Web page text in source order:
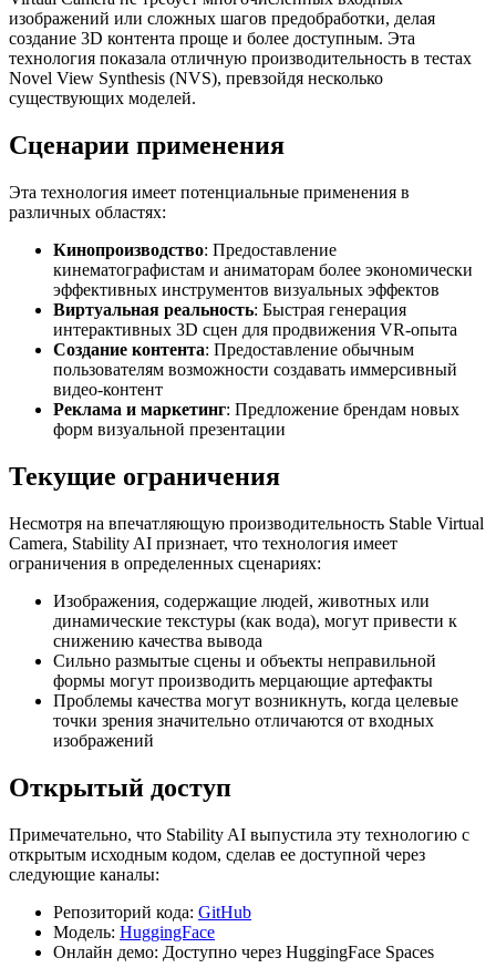
изображений или сложных шагов предобработки, делая
создание 3D контента проще и более доступным. Эта
технология показала отличную производительность в тестах
Novel View Synthesis (NVS), превзойдя несколько
существующих моделей.
Сценарии применения
Эта технология имеет потенциальные применения в
различных областях:
Кинопроизводство: Предоставление
кинематографистам и аниматорам более экономически
эффективных инструментов визуальных эффектов
Виртуальная реальность: Быстрая генерация
интерактивных 3D сцен для продвижения VR-опыта
Создание контента: Предоставление обычным
пользователям возможности создавать иммерсивный
видео-контент
Реклама и маркетинг: Предложение брендам новых
форм визуальной презентации
Текущие ограничения
Несмотря на впечатляющую производительность Stable Virtual
Camera, Stability AI признает, что технология имеет
ограничения в определенных сценариях:
Изображения, содержащие людей, животных или
динамические текстуры (как вода), могут привести к
снижению качества вывода
Сильно размытые сцены и объекты неправильной
формы могут производить мерцающие артефакты
Проблемы качества могут возникнуть, когда целевые
точки зрения значительно отличаются от входных
изображений
Открытый доступ
Примечательно, что Stability AI выпустила эту технологию с
открытым исходным кодом, сделав ее доступной через
следующие каналы:
Репозиторий кода: GitHub
Модель: HuggingFace
Онлайн демо: Доступно через HuggingFace Spaces